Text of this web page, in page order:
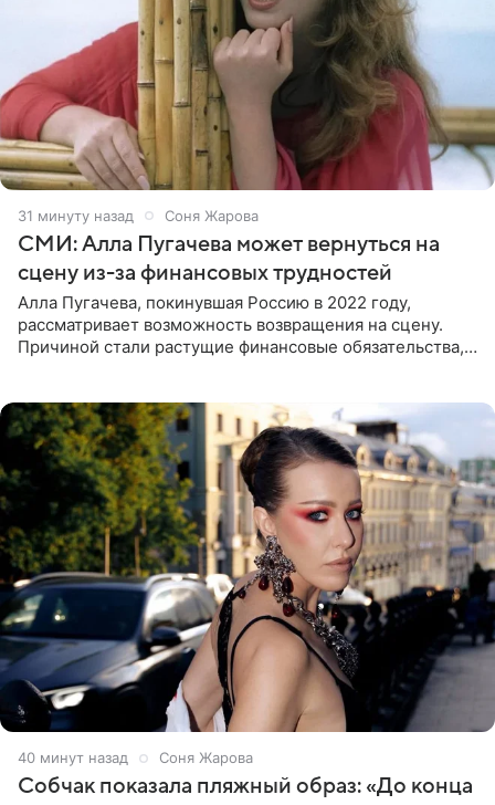
31 минуту назад Соня Жарова
СМИ: Алла Пугачева может вернуться на
сцену из-за финансовых трудностей
Алла Пугачева, покинувшая Россию в 2022 году,
рассматривает возможность возвращения на сцену.
Причиной стали растущие финансовые обязательства,
40 минут назад Соня Жарова
Собчак показала пляжный образ: «До конца